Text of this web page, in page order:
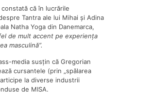
că în lucrările
Tantra ale lui Mihai și Adina
Natha Yoga din Danemarca,
de mult accent pe experiența
masculină”.
media susțin că Gregorian
cursantele (prin „spălarea
la diverse industrii
de MISA.